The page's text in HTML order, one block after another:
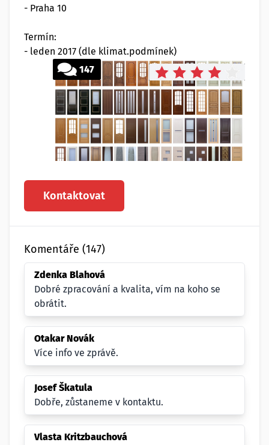
- Praha 10
Termín:
- leden 2017 (dle klimat.podmínek)
147
Kontaktovat
Komentáře (147)
Zdenka Blahová
Dobré zpracování a kvalita, vím na koho se
obrátit.
Otakar Novák
Více info ve zprávě.
Josef Škatula
Dobře, zůstaneme v kontaktu.
Vlasta Kritzbauchová